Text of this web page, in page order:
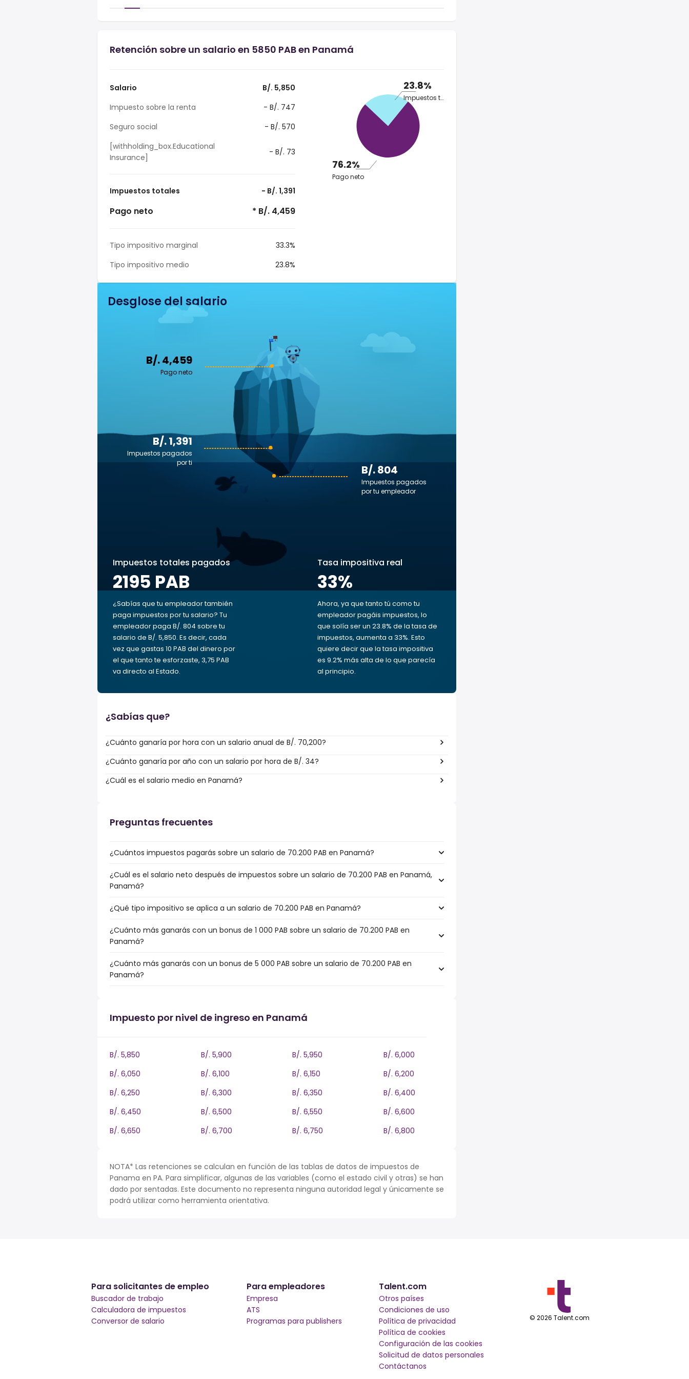
Retención sobre un salario en 5850 PAB en Panamá
Salario
B/. 5,850
Impuesto sobre la renta
- B/. 747
Seguro social
- B/. 570
[withholding_box.Educational
Insurance]
- B/. 73
Impuestos totales - B/. 1,391
Pago neto * B/. 4,459
Tipo impositivo marginal
33.3%
Tipo impositivo medio
23.8%
23.8%
Impuestos totales
76.2%
Pago neto
Desglose del salario
B/. 4,459
Pago neto
B/. 804
Impuestos pagados
por tu empleador
B/. 1,391
Impuestos pagados
por ti
Impuestos totales pagados
2195 PAB
¿Sabías que tu empleador también
paga impuestos por tu salario? Tu
empleador paga B/. 804 sobre tu
salario de B/. 5,850. Es decir, cada
vez que gastas 10 PAB del dinero por
el que tanto te esforzaste, 3,75 PAB
va directo al Estado.
Tasa impositiva real
33%
Ahora, ya que tanto tú como tu
empleador pagáis impuestos, lo
que solía ser un 23.8% de la tasa de
impuestos, aumenta a 33%. Esto
quiere decir que la tasa impositiva
es 9.2% más alta de lo que parecía
al principio.
¿Sabías que?
¿Cuánto ganaría por hora con un salario anual de B/. 70,200?
¿Cuánto ganaría por año con un salario por hora de B/. 34?
¿Cuál es el salario medio en Panamá?
Preguntas frecuentes
¿Cuántos impuestos pagarás sobre un salario de 70.200 PAB en Panamá?
¿Cuál es el salario neto después de impuestos sobre un salario de 70.200 PAB en Panamá,
Panamá?
¿Qué tipo impositivo se aplica a un salario de 70.200 PAB en Panamá?
¿Cuánto más ganarás con un bonus de 1 000 PAB sobre un salario de 70.200 PAB en
Panamá?
¿Cuánto más ganarás con un bonus de 5 000 PAB sobre un salario de 70.200 PAB en
Panamá?
Impuesto por nivel de ingreso en Panamá
B/. 5,850 B/. 5,900 B/. 5,950
B/. 6,000
B/. 6,050
B/. 6,100 B/. 6,150
B/. 6,200
B/. 6,250
B/. 6,300 B/. 6,350
B/. 6,400
B/. 6,450
B/. 6,500 B/. 6,550
B/. 6,600
B/. 6,650
B/. 6,700 B/. 6,750 B/. 6,800
NOTA* Las retenciones se calculan en función de las tablas de datos de impuestos de
Panama en PA. Para simplificar, algunas de las variables (como el estado civil y otras) se han
dado por sentadas. Este documento no representa ninguna autoridad legal y únicamente se
podrá utilizar como herramienta orientativa.
Para solicitantes de empleo
Buscador de trabajo
Calculadora de impuestos
Conversor de salario
Para empleadores
Empresa
ATS
Programas para publishers
Talent.com
Otros países
Condiciones de uso
Política de privacidad
Política de cookies
Configuración de las cookies
Solicitud de datos personales
Contáctanos
© 2026 Talent.com